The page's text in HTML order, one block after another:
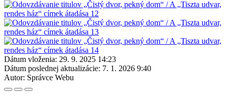
Dátum vloženia: 29. 9. 2025 14:23
Dátum poslednej aktualizácie: 7. 1. 2026 9:40
Autor: Správce Webu